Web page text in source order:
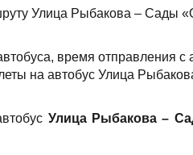
Улица Рыбакова – Сады
время отправления с
на автобус Улица
Улица Рыбакова –